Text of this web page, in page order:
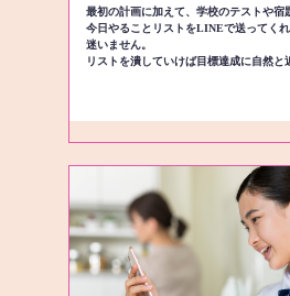
最初の計画に加えて、学校のテストや宿
今日やることリストをLINEで送ってく
迷いません。
リストを潰していけば目標達成に自然と